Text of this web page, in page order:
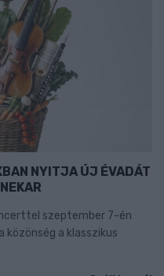
NYITJA ÚJ ÉVADÁT
szeptember 7-én
a klasszikus